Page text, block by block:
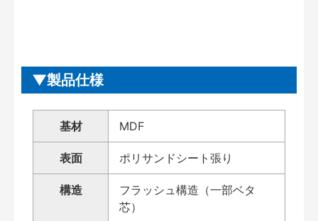
製品仕様
基材 MDF
表面 ポリサンドシート張り
構造
フラッシュ構造（一部ベタ
芯）